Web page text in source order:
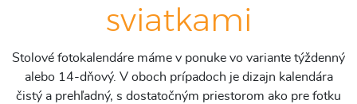
sviatkami
Stolové fotokalendáre máme v ponuke vo variante týždenný
alebo 14-dňový. V oboch prípadoch je dizajn kalendára
čistý a prehľadný, s dostatočným priestorom ako pre fotku